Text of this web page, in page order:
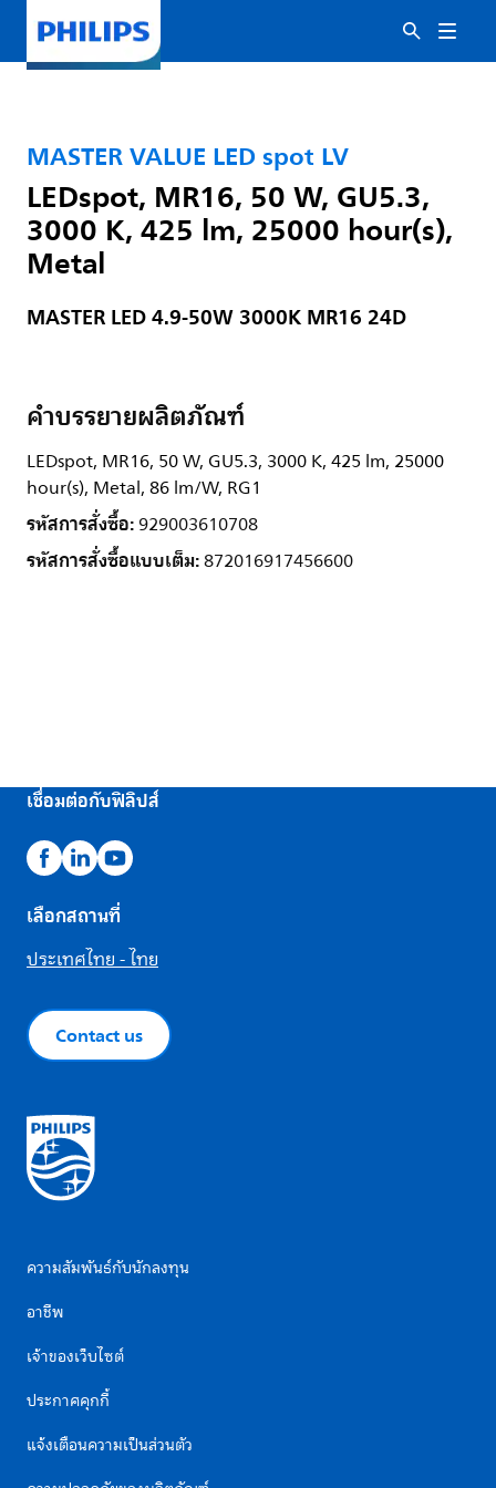
MASTER VALUE LED spot LV
LEDspot, MR16, 50 W, GU5.3,
3000 K, 425 lm, 25000 hour(s),
Metal
MASTER LED 4.9-50W 3000K MR16 24D
คำบรรยายผลิตภัณฑ์
LEDspot, MR16, 50 W, GU5.3, 3000 K, 425 lm, 25000
hour(s), Metal, 86 lm/W, RG1
รหัสการสั่งซื้อ:929003610708
รหัสการสั่งซื้อแบบเต็ม:872016917456600
เชื่อมต่อกับฟิลิปส์
เลือกสถานที่
ประเทศไทย - ไทย
Contact us
ความสัมพันธ์กับนักลงทุน
อาชีพ
เจ้าของเว็บไซต์
ประกาศคุกกี้
แจ้งเตือนความเป็นส่วนตัว